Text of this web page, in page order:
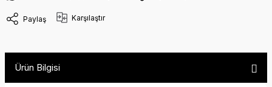
Paylaş Karşılaştır
Ürün Bilgisi